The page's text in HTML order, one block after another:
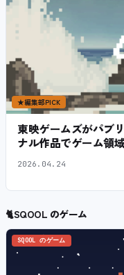
★編集部PICK
東映ゲームズがパブ
ナル作品でゲーム領
2026.04.24
🐈SQOOL のゲーム
SQOOL のゲーム